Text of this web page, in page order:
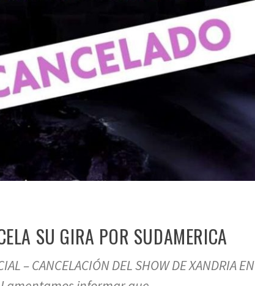
SU GIRA POR SUDAMERICA
– CANCELACIÓN DEL SHOW DE XANDRIA EN